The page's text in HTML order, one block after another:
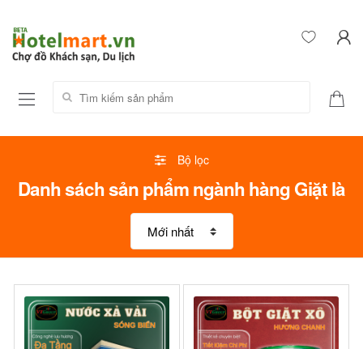
Tìm kiếm sản phẩm:
Bộ lọc
Danh sách sản phẩm ngành hàng Giặt là